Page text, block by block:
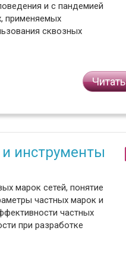
и с пандемией
применяемых
сквозных
Читать
инструменты
марок сетей, понятие
частных марок и
частных
при разработке